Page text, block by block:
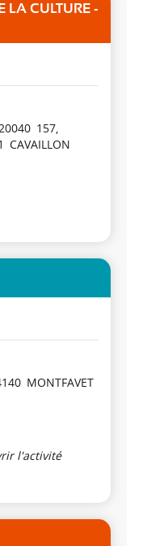
LA CULTURE -
157,
CAVAILLON
MONTFAVET
l'activité